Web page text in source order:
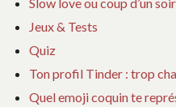
Jeux & Tests
Quiz
Ton profil Tinder : trop
Quel emoji coquin te